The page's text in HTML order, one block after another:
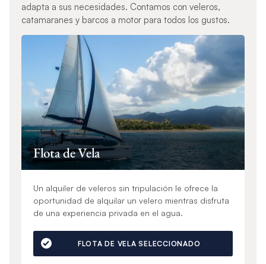
adapta a sus necesidades. Contamos con veleros,
catamaranes y barcos a motor para todos los gustos.
Flota de Vela
Un alquiler de veleros sin tripulación le ofrece la
oportunidad de alquilar un velero mientras disfruta
de una experiencia privada en el agua.
FLOTA DE VELA SELECCIONADO